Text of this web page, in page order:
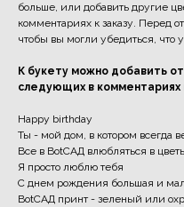
больше, или добавить другие
комментариях к заказу. Перед
чтобы вы могли убедиться, что
К букету можно добавить
следующих в комментариях
Happy birthday
Ты - мой дом, в котором всегда
Все в BotСАД влюбляться в
Я просто люблю тебя
С днем рождения большая и
BotCАД принт - зеленый или